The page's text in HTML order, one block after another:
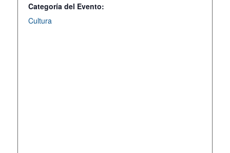
Categoría del Evento:
Cultura